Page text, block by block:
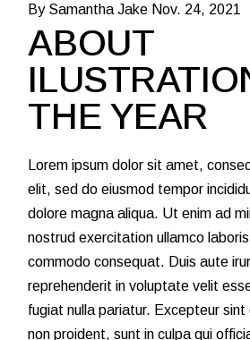
By Samantha Jake Nov. 24, 2021
ABOUT
THE YEAR
Lorem ipsum dolor sit amet,
elit, sed do eiusmod tempor
dolore magna aliqua. Ut enim ad
nostrud exercitation ullamco
commodo consequat. Duis aute
reprehenderit in voluptate velit
fugiat nulla pariatur. Excepteur
non proident, sunt in culpa qui